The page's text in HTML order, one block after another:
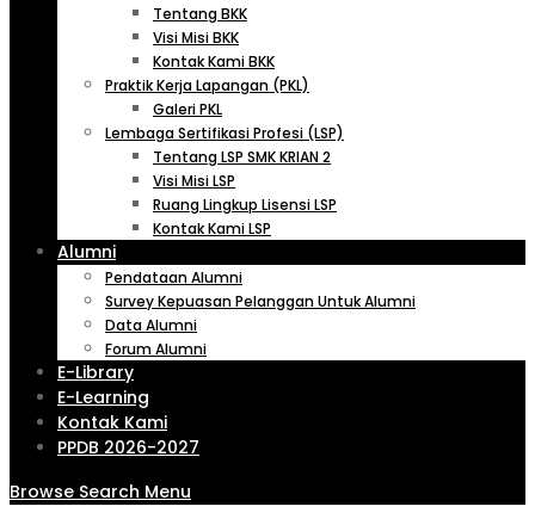
Tentang BKK
Visi Misi BKK
Kontak Kami BKK
Praktik Kerja Lapangan (PKL)
Galeri PKL
Lembaga Sertifikasi Profesi (LSP)
Tentang LSP SMK KRIAN 2
Visi Misi LSP
Ruang Lingkup Lisensi LSP
Kontak Kami LSP
Alumni
Pendataan Alumni
Survey Kepuasan Pelanggan Untuk Alumni
Data Alumni
Forum Alumni
E-Library
E-Learning
Kontak Kami
PPDB 2026-2027
Browse Search Menu